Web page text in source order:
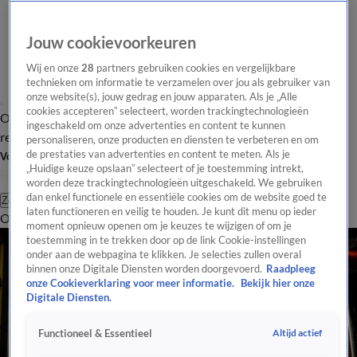
Overzicht Laatste nieuws Regionieuws Het beste van Hart
Tip de
redactie
Volg Hart van Nederland
Zoeken
OverzichtRegioUitzendingenWeerTip de redactiePanelVideo's
Jouw cookievoorkeuren
Wij en onze28 partners gebruiken cookies en vergelijkbare
technieken om informatie te verzamelen over jou als gebruiker van
onze website(s), jouw gedrag en jouw apparaten. Als je „Alle
cookies accepteren” selecteert, worden trackingtechnologieën
ingeschakeld om onze advertenties en content te kunnen
personaliseren, onze producten en diensten te verbeteren en om
de prestaties van advertenties en content te meten. Als je
„Huidige keuze opslaan” selecteert of je toestemming intrekt,
worden deze trackingtechnologieën uitgeschakeld. We gebruiken
dan enkel functionele en essentiële cookies om de website goed te
laten functioneren en veilig te houden. Je kunt dit menu op ieder
moment opnieuw openen om je keuzes te wijzigen of om je
toestemming in te trekken door op de link Cookie-instellingen
onder aan de webpagina te klikken. Je selecties zullen overal
binnen onze Digitale Diensten worden doorgevoerd. Raadpleeg
onze Cookieverklaring voor meer informatie.
Bekijk hier onze
Digitale Diensten.
Functioneel & Essentieel Altijd actief